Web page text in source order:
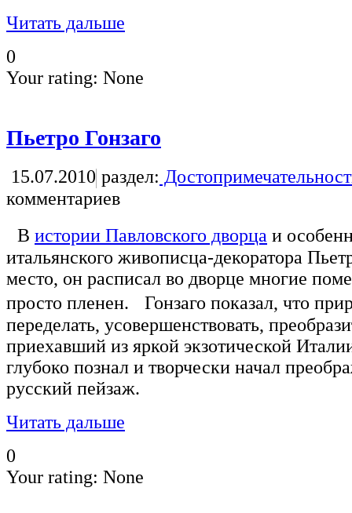
Читать дальше
0
Your rating: None
Пьетро Гонзаго
15.07.2010 раздел:
комментариев
В истории Павловского дворца и
итальянского живописца-декоратора
место, он расписал во дворце многие
просто пленен. Гонзаго показал, что
переделать, усовершенствовать,
приехавший из яркой экзотической
глубоко познал и творчески начал
русский пейзаж.
Читать дальше
0
Your rating: None